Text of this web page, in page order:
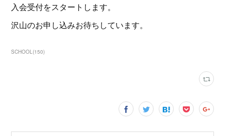
入会受付をスタートします。
沢山のお申し込みお待ちしています。
SCHOOL(150)